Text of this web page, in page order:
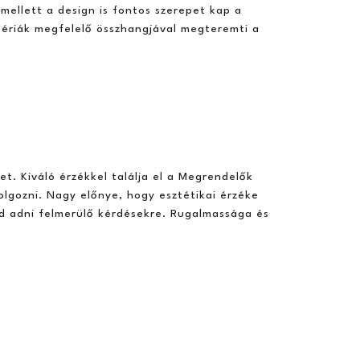
a design is fontos szerepet kap a
megfelelő összhangjával megteremti a
Kiváló érzékkel találja el a Megrendelők
Nagy előnye, hogy esztétikai érzéke
felmerülő kérdésekre. Rugalmassága és